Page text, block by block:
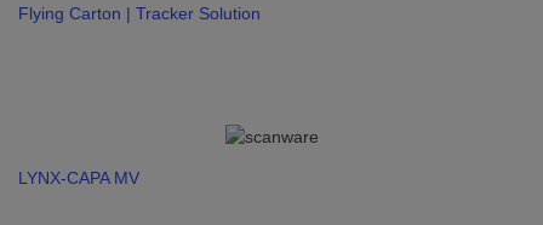
Flying Carton | Tracker Solution
LYNX-CAPA MV